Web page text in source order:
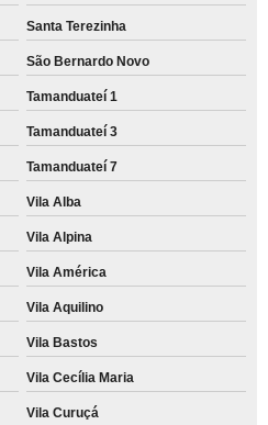
Santa Terezinha
São Bernardo Novo
Tamanduateí 1
Tamanduateí 3
Tamanduateí 7
Vila Alba
Vila Alpina
Vila América
Vila Aquilino
Vila Bastos
Vila Cecília Maria
Vila Curuçá